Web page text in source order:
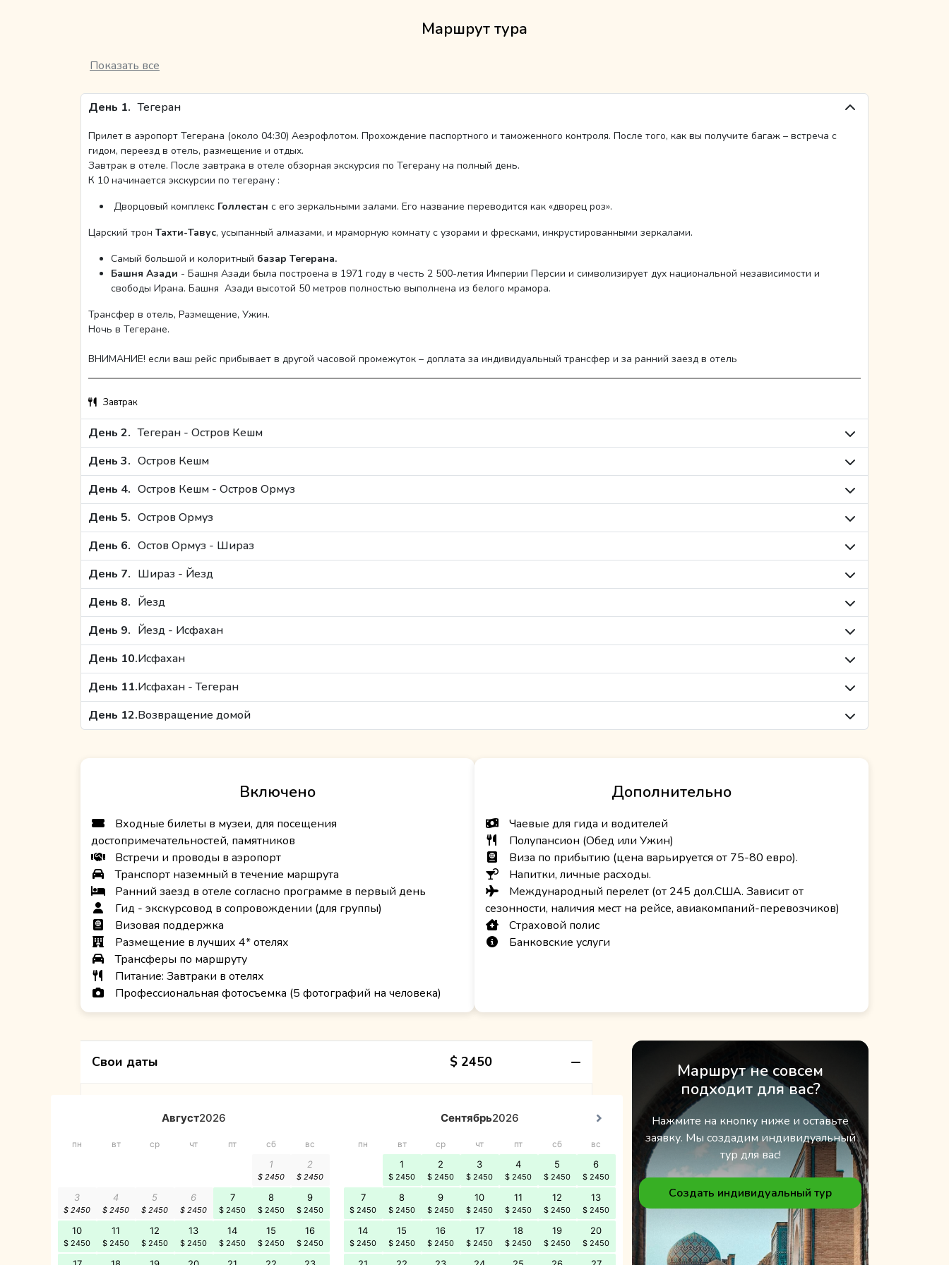
Маршрут тура
Показать все
День 1. Тегеран
Прилет в аэропорт Тегерана (около 04:30) Аеэрофлотом. Прохождение паспортного и таможенного контроля. После того, как вы получите багаж – встреча с
гидом, переезд в отель, размещение и отдых.
Завтрак в отеле. После завтрака в отеле обзорная экскурсия по Тегерану на полный день.
К 10 начинается экскурсии по тегерану :
Дворцовый комплекс Голлестан с его зеркальными залами. Его название переводится как «дворец роз».
Царский трон Тахти-Тавус, усыпанный алмазами, и мраморную комнату с узорами и фресками, инкрустированными зеркалами.
Самый большой и колоритный базар Тегерана.
Башня Азади - Башня Азади была построена в 1971 году в честь 2 500-летия Империи Персии и символизирует дух национальной независимости и
свободы Ирана. Башня Азади высотой 50 метров полностью выполнена из белого мрамора.
Трансфер в отель, Размещение, Ужин.
Ночь в Тегеране.
ВНИМАНИЕ! если ваш рейс прибывает в другой часовой промежуток – доплата за индивидуальный трансфер и за ранний заезд в отель
Завтрак
День 2. Тегеран - Остров Кешм
День 3. Остров Кешм
День 4. Остров Кешм - Остров Ормуз
День 5. Остров Ормуз
День 6. Остов Ормуз - Шираз
День 7. Шираз - Йезд
День 8. Йезд
День 9. Йезд - Исфахан
День 10.Исфахан
День 11.Исфахан - Тегеран
День 12.Возвращение домой
Включено
Входные билеты в музеи, для посещения
достопримечательностей, памятников
Встречи и проводы в аэропорт
Транспорт наземный в течение маршрута
Ранний заезд в отеле согласно программе в первый день
Гид - экскурсовод в сопровождении (для группы)
Визовая поддержка
Размещение в лучших 4* отелях
Трансферы по маршруту
Питание: Завтраки в отелях
Профессиональная фотосъемка (5 фотографий на человека)
Дополнительно
Чаевые для гида и водителей
Полупансион (Обед или Ужин)
Виза по прибытию (цена варьируется от 75-80 евро).
Напитки, личные расходы.
Международный перелет (от 245 дол.США. Зависит от
сезонности, наличия мест на рейсе, авиакомпаний-перевозчиков)
Страховой полис
Банковские услуги
Свои даты $ 2450
Маршрут не совсем
подходит для вас?
Нажмите на кнопку ниже и оставьте
заявку. Мы создадим индивидуальный
тур для вас!
Создать индивидуальный тур